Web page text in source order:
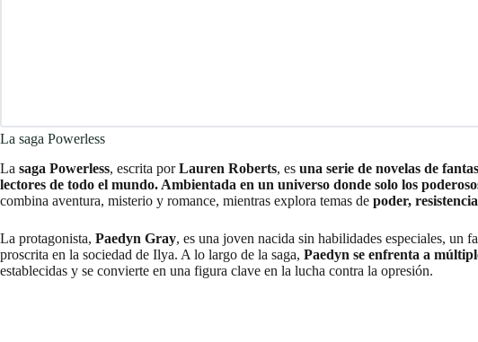
La saga Powerless
La saga Powerless, escrita porLauren Roberts, es una serie de novelas de
lectores de todo el mundo. Ambientada en un universo donde solo los
combina aventura, misterio y romance, mientras explora temas de poder,
La protagonista, Paedyn Gray, es una joven nacida sin habilidades especiales, un
proscrita en la sociedad de Ilya. A lo largo de la saga, Paedyn se enfrenta a
establecidas y se convierte en una figura clave en la lucha contra la opresión.